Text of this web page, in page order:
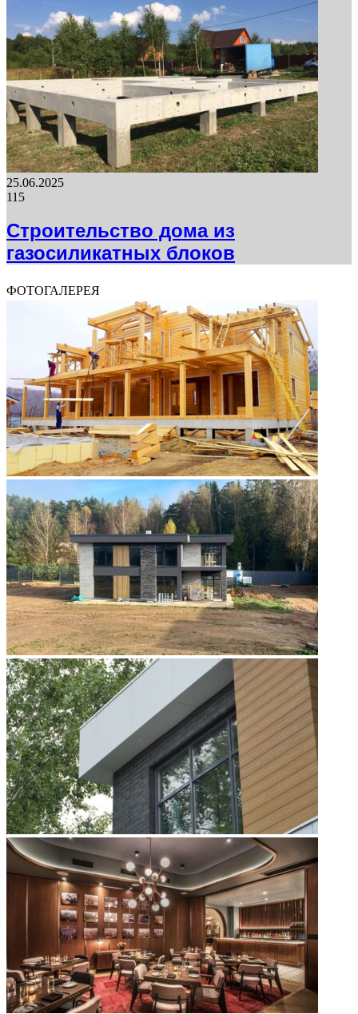
25.06.2025
115
Строительство дома из
газосиликатных блоков
ФОТОГАЛЕРЕЯ